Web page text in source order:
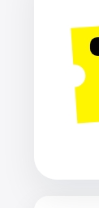
Рейтинги